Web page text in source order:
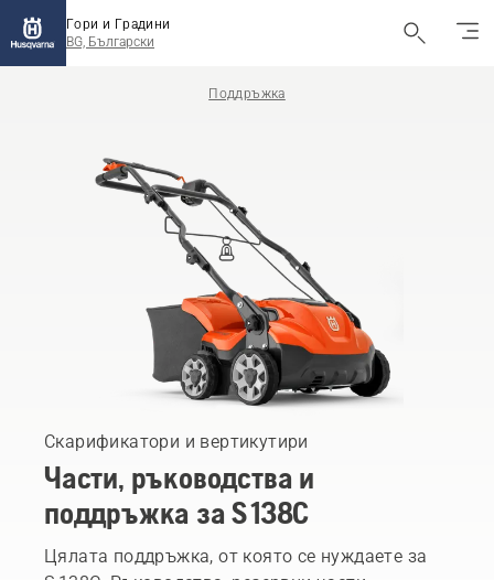
Гори и Градини
BG, Български
Поддръжка
Скарификатори и вертикутири
Части, ръководства и
поддръжка за S 138C
Цялата поддръжка, от която се нуждаете за